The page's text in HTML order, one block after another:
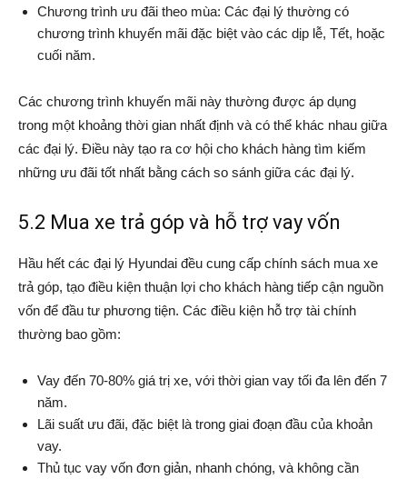
Chương trình ưu đãi theo mùa: Các đại lý thường có
chương trình khuyến mãi đặc biệt vào các dịp lễ, Tết, hoặc
cuối năm.
Các chương trình khuyến mãi này thường được áp dụng
trong một khoảng thời gian nhất định và có thể khác nhau giữa
các đại lý. Điều này tạo ra cơ hội cho khách hàng tìm kiếm
những ưu đãi tốt nhất bằng cách so sánh giữa các đại lý.
5.2 Mua xe trả góp và hỗ trợ vay vốn
Hầu hết các đại lý Hyundai đều cung cấp chính sách mua xe
trả góp, tạo điều kiện thuận lợi cho khách hàng tiếp cận nguồn
vốn để đầu tư phương tiện. Các điều kiện hỗ trợ tài chính
thường bao gồm:
Vay đến 70-80% giá trị xe, với thời gian vay tối đa lên đến 7
năm.
Lãi suất ưu đãi, đặc biệt là trong giai đoạn đầu của khoản
vay.
Thủ tục vay vốn đơn giản, nhanh chóng, và không cần